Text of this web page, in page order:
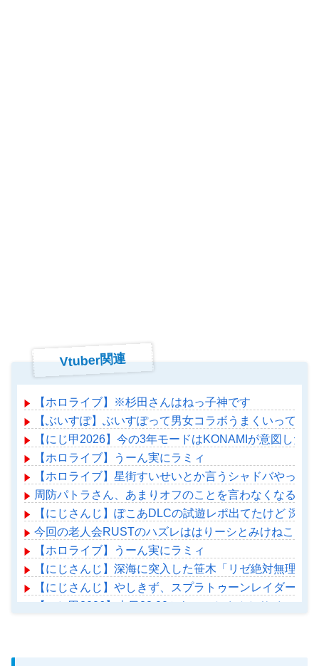
Vtuber関連
【ホロライブ】※杉田さんはねっ子神です
【ぶいすぽ】ぶいすぽって男女コラボうまくいってる
【にじ甲2026】今の3年モードはKONAMIが意図した
【ホロライブ】うーん実にラミィ
【ホロライブ】星街すいせいとか言うシャドバやっ
周防パトラさん、あまりオフのことを言わなくなる？
【にじさんじ】ぽこあDLCの試遊レポ出てたけど 深
今回の老人会RUSTのハズレははりーシとみけねこだ
【ホロライブ】うーん実にラミィ
【にじさんじ】深海に突入した笹木「リゼ絶対無理だ
【にじさんじ】やしきず、スプラトゥーンレイダース
【にじ甲2026】本日22:00から、にじさんじサイレン